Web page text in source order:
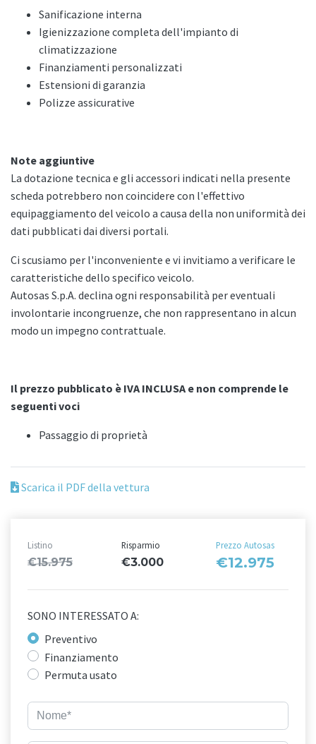
Sanificazione interna
Igienizzazione completa dell'impianto di
climatizzazione
Finanziamenti personalizzati
Estensioni di garanzia
Polizze assicurative
Note aggiuntive
La dotazione tecnica e gli accessori indicati nella presente
scheda potrebbero non coincidere con l'effettivo
equipaggiamento del veicolo a causa della non uniformità dei
dati pubblicati dai diversi portali.
Ci scusiamo per l'inconveniente e vi invitiamo a verificare le
caratteristiche dello specifico veicolo.
Autosas S.p.A. declina ogni responsabilità per eventuali
involontarie incongruenze, che non rappresentano in alcun
modo un impegno contrattuale.
Il prezzo pubblicato è IVA INCLUSA e non comprende le
seguenti voci
Passaggio di proprietà
Scarica il PDF della vettura
Listino
€15.975
Risparmio
€3.000
Prezzo Autosas
€12.975
SONO INTERESSATO A:
Preventivo
Finanziamento
Permuta usato